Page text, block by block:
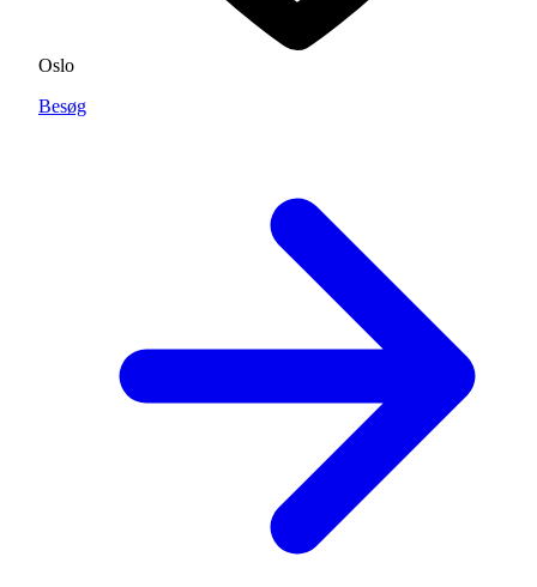
Oslo
Besøg